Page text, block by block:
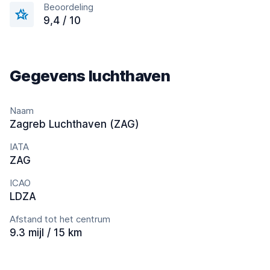
Beoordeling
9,4 / 10
Gegevens luchthaven
Naam
Zagreb Luchthaven (ZAG)
IATA
ZAG
ICAO
LDZA
Afstand tot het centrum
9.3 mijl / 15 km